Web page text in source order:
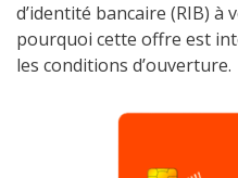
d’identité bancaire (RIB) à
pourquoi cette offre est
les conditions d’ouverture.